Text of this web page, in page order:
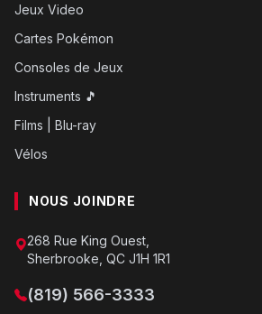
Jeux Video
Cartes Pokémon
Consoles de Jeux
Instruments 🎵
Films | Blu-ray
Vélos
NOUS JOINDRE
268 Rue King Ouest,
Sherbrooke, QC J1H 1R1
(819) 566-3333